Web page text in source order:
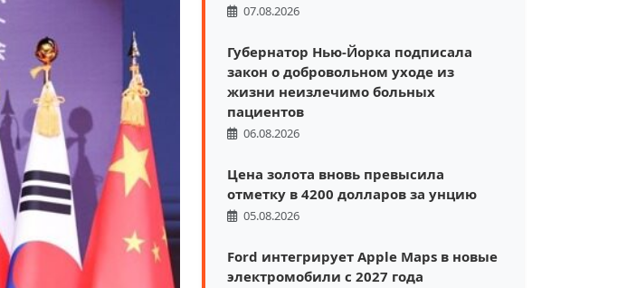
07.08.2026
Губернатор Нью-Йорка подписала
закон о добровольном уходе из
жизни неизлечимо больных
пациентов
06.08.2026
Цена золота вновь превысила
отметку в 4200 долларов за унцию
05.08.2026
Ford интегрирует Apple Maps в новые
электромобили с 2027 года